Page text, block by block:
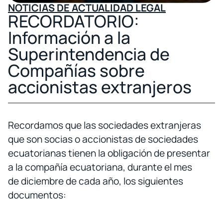
NOTICIAS DE ACTUALIDAD LEGAL
RECORDATORIO:
Información a la
Superintendencia de
Compañías sobre
accionistas extranjeros
Recordamos que las sociedades extranjeras
que son socias o accionistas de sociedades
ecuatorianas tienen la obligación de presentar
a la compañía ecuatoriana, durante el mes
de diciembre de cada año, los siguientes
documentos: